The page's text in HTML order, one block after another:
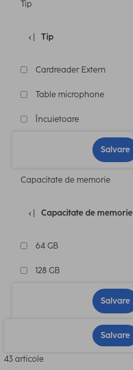
Tip
Tip
Cardreader Extern
Table microphone
Încuietoare
Salvare
Capacitate de memorie
Capacitate de memorie
64 GB
128 GB
Salvare
Salvare
43 articole